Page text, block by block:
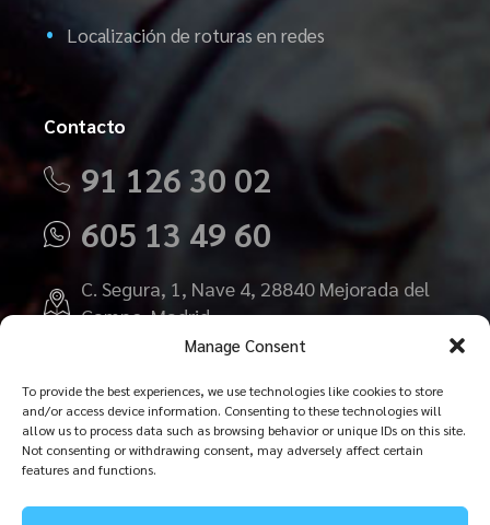
Manage Consent
To provide the best experiences, we use technologies like cookies to store
and/or access device information. Consenting to these technologies will
allow us to process data such as browsing behavior or unique IDs on this site.
Not consenting or withdrawing consent, may adversely affect certain
features and functions.
Localización de roturas en redes
Contacto
91 126 30 02
605 13 49 60
C. Segura, 1, Nave 4, 28840 Mejorada del
Campo, Madrid
presupuestos@detectarfugasdeagua.es